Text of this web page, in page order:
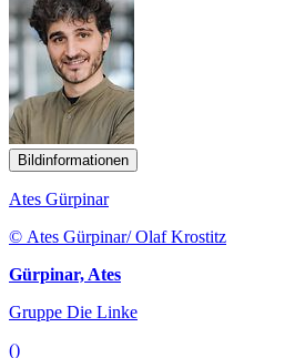
Bildinformationen
Ates Gürpinar
© Ates Gürpinar/ Olaf Krostitz
Gürpinar, Ates
Gruppe Die Linke
()